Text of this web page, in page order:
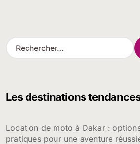
R
e
r
e
r
Les destinations
Location de moto à Dakar :
pratiques pour une aventure